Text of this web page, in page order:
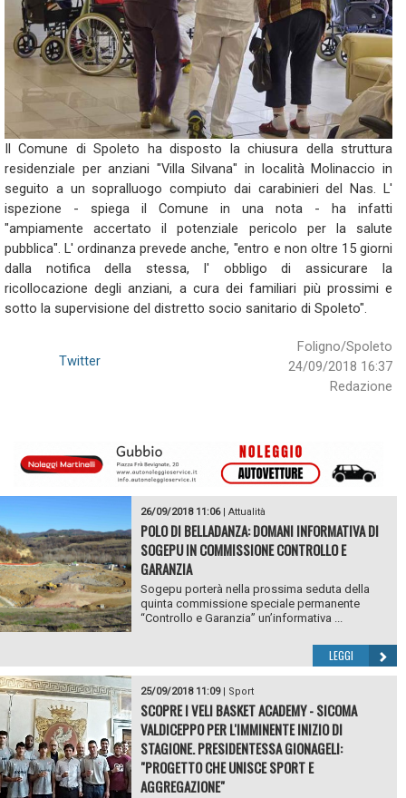
Il Comune di Spoleto ha disposto la chiusura della struttura
residenziale per anziani "Villa Silvana" in località Molinaccio in
seguito a un sopralluogo compiuto dai carabinieri del Nas. L'
ispezione - spiega il Comune in una nota - ha infatti
"ampiamente accertato il potenziale pericolo per la salute
pubblica". L' ordinanza prevede anche, "entro e non oltre 15 giorni
dalla notifica della stessa, l' obbligo di assicurare la
ricollocazione degli anziani, a cura dei familiari più prossimi e
sotto la supervisione del distretto socio sanitario di Spoleto".
Foligno/Spoleto
24/09/2018 16:37
Redazione
Twitter
26/09/2018 11:06| Attualità
POLO DI BELLADANZA: DOMANI INFORMATIVA DI
SOGEPU IN COMMISSIONE CONTROLLO E
GARANZIA
Sogepu porterà nella prossima seduta della
quinta commissione speciale permanente
“Controllo e Garanzia” un’informativa ...
LEGGI
25/09/2018 11:09| Sport
SCOPRE I VELI BASKET ACADEMY - SICOMA
VALDICEPPO PER L'IMMINENTE INIZIO DI
STAGIONE. PRESIDENTESSA GIONAGELI:
"PROGETTO CHE UNISCE SPORT E
AGGREGAZIONE"